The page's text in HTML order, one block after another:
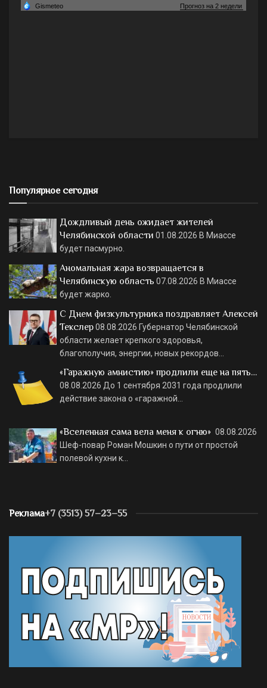
Популярное сегодня
Дождливый день ожидает жителей
Челябинской области 01.08.2026 В Миассе
будет пасмурно.
Аномальная жара возвращается в
Челябинскую область 07.08.2026 В Миассе
будет жарко.
С Днем физкультурника поздравляет Алексей
Текслер08.08.2026 Губернатор Челябинской
области желает крепкого здоровья,
благополучия, энергии, новых рекордов…
«Гаражную амнистию» продлили еще на пять…
08.08.2026 До 1 сентября 2031 года продлили
действие закона о «гаражной…
«Вселенная сама вела меня к огню» 08.08.2026
Шеф-повар Роман Мошкин о пути от простой
полевой кухни к…
Реклама+7 (3513) 57–23–55